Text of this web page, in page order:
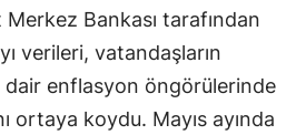
Bankası tarafından
verileri, vatandaşların
dair enflasyon öngörülerinde
ortaya koydu. Mayıs ayında